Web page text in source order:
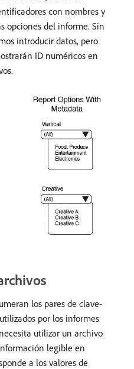
con nombres y
opciones del informe. Sin
introducir datos, pero
ID numéricos en
los pares de clave-
por los informes
utilizar un archivo
legible en
a los valores de